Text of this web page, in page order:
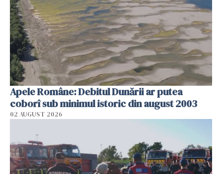
Apele Române: Debitul Dunării ar putea
coborî sub minimul istoric din august 2003
02 AUGUST 2026